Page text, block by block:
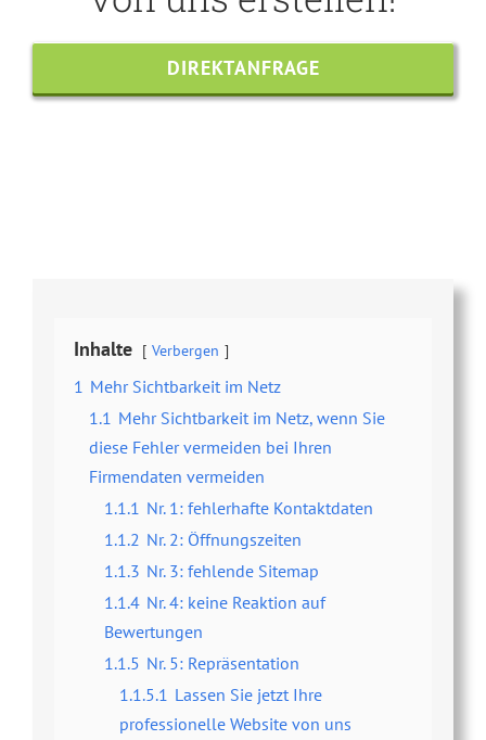
DIREKTANFRAGE
Inhalte Verbergen
1 Mehr Sichtbarkeit im Netz
1.1 Mehr Sichtbarkeit im Netz, wenn Sie
diese Fehler vermeiden bei Ihren
Firmendaten vermeiden
1.1.1 Nr. 1: fehlerhafte Kontaktdaten
1.1.2 Nr. 2: Öffnungszeiten
1.1.3 Nr. 3: fehlende Sitemap
1.1.4 Nr. 4: keine Reaktion auf
Bewertungen
1.1.5 Nr. 5: Repräsentation
1.1.5.1 Lassen Sie jetzt Ihre
professionelle Website von uns